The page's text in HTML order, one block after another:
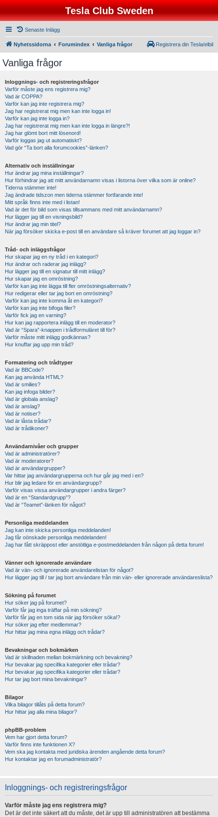
Tesla Club Sweden
Senaste Inlägg
Nyhetssidorna Forumindex Vanliga frågor Registrera din Tesla/elbil
Vanliga frågor
Inloggnings- och registreringsfrågor
Varför måste jag ens registrera mig?
Vad är COPPA?
Varför kan jag inte registrera mig?
Jag har registrerat mig men kan inte logga in!
Varför kan jag inte logga in?
Jag har registrerat mig men kan inte logga in längre?!
Jag har glömt bort mitt lösenord!
Varför loggas jag ut automatiskt?
Vad gör “Ta bort alla forumcookies”-länken?
Alternativ och inställningar
Hur ändrar jag mina inställningar?
Hur förhindrar jag att mitt användarnamn visas i listorna över vilka som är online?
Tiderna stämmer inte!
Jag ändrade tidszon men tiderna stämmer fortfarande inte!
Mitt språk finns inte med i listan!
Vad är det för bild som visas tillsammans med mitt användarnamn?
Hur lägger jag till en visningsbild?
Hur ändrar jag min titel?
När jag försöker skicka e-post till en användare så kräver forumet att jag loggar in?
Tråd- och inläggsfrågor
Hur skapar jag en ny tråd i en kategori?
Hur ändrar och raderar jag inlägg?
Hur lägger jag till en signatur till mitt inlägg?
Hur skapar jag en omröstning?
Varför kan jag inte lägga till fler omröstningsalternativ?
Hur redigerar eller tar jag bort en omröstning?
Varför kan jag inte komma åt en kategori?
Varför kan jag inte bifoga filer?
Varför fick jag en varning?
Hur kan jag rapportera inlägg till en moderator?
Vad är “Spara”-knappen i trådformuläret till för?
Varför måste mitt inlägg godkännas?
Hur knuffar jag upp min tråd?
Formatering och trådtyper
Vad är BBCode?
Kan jag använda HTML?
Vad är smilies?
Kan jag infoga bilder?
Vad är globala anslag?
Vad är anslag?
Vad är notiser?
Vad är låsta trådar?
Vad är trådikoner?
Användarnivåer och grupper
Vad är administratörer?
Vad är moderatorer?
Vad är användargrupper?
Var hittar jag användargrupperna och hur går jag med i en?
Hur blir jag ledare för en användargrupp?
Varför visas vissa användargrupper i andra färger?
Vad är en “Standardgrupp”?
Vad är “Teamet”-länken för något?
Personliga meddelanden
Jag kan inte skicka personliga meddelanden!
Jag får oönskade personliga meddelanden!
Jag har fått skräppost eller anstötliga e-postmeddelanden från någon på detta forum!
Vänner och ignorerade användare
Vad är vän- och ignorerade användarelistan för något?
Hur lägger jag till / tar jag bort användare från min vän- eller ignorerade användareslista?
Sökning på forumet
Hur söker jag på forumet?
Varför får jag inga träffar på min sökning?
Varför får jag en tom sida när jag försöker söka!?
Hur söker jag efter medlemmar?
Hur hittar jag mina egna inlägg och trådar?
Bevakningar och bokmärken
Vad är skillnaden mellan bokmärkning och bevakning?
Hur bevakar jag specifika kategorier eller trådar?
Hur bevakar jag specifika kategorier eller trådar?
Hur tar jag bort mina bevakningar?
Bilagor
Vilka bilagor tillåts på detta forum?
Hur hittar jag alla mina bilagor?
phpBB-problem
Vem har gjort detta forum?
Varför finns inte funktionen X?
Vem ska jag kontakta med juridiska ärenden angående detta forum?
Hur kontaktar jag en forumadministratör?
Inloggnings- och registreringsfrågor
Varför måste jag ens registrera mig?
Det är det inte säkert att du måste, det är upp till administratören att bestämma